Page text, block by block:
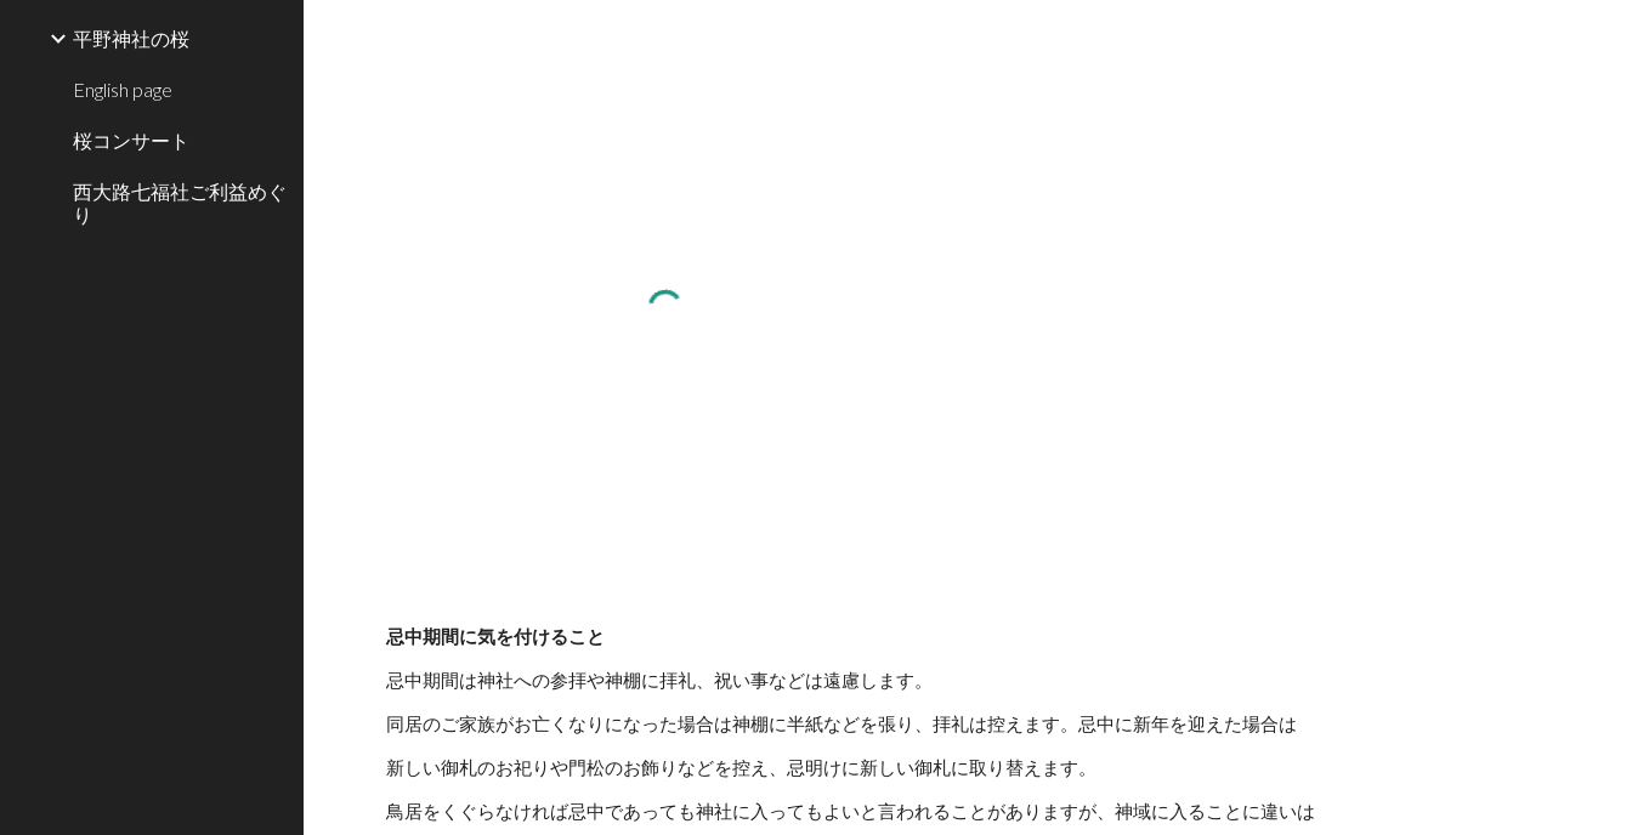
平野神社の桜
English page
桜コンサート
西大路七福社ご利益めぐ
り
忌中期間に気を付けること
忌中期間は神社への参拝や神棚に拝礼、祝い事などは遠慮します。
同居のご家族がお亡くなりになった場合は神棚に半紙などを張り、拝礼は控えます。忌中に新年を迎えた場合は
新しい御札のお祀りや門松のお飾りなどを控え、忌明けに新しい御札に取り替えます。
鳥居をくぐらなければ忌中であっても神社に入ってもよいと言われることがありますが、神域に入ることに違いは